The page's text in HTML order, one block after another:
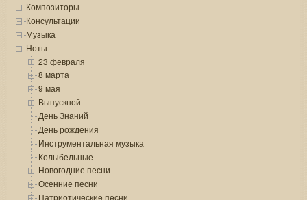
Композиторы
Консультации
Музыка
Ноты
23 февраля
8 марта
9 мая
Выпускной
День Знаний
День рождения
Инструментальная музыка
Колыбельные
Новогодние песни
Осенние песни
Патриотические песни